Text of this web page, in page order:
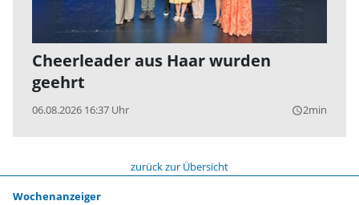
Cheerleader aus Haar wurden
geehrt
06.08.2026 16:37 Uhr query_builder2min
zurück zur Übersicht
Wochenanzeiger